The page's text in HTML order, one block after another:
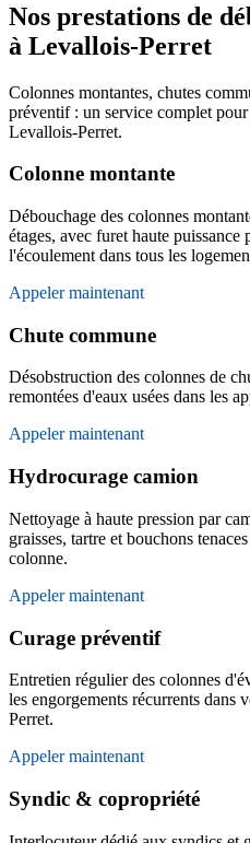
Nos prestations de
à Levallois-Perret
Colonnes montantes, chutes
préventif : un service complet
Levallois-Perret.
Colonne montante
Débouchage des colonnes
étages, avec furet haute
l'écoulement dans tous les
Appeler maintenant
Chute commune
Désobstruction des colonnes de
remontées d'eaux usées dans les
Appeler maintenant
Hydrocurage camion
Nettoyage à haute pression par
graisses, tartre et bouchons
colonne.
Appeler maintenant
Curage préventif
Entretien régulier des colonnes
les engorgements récurrents dans
Perret.
Appeler maintenant
Syndic & copropriété